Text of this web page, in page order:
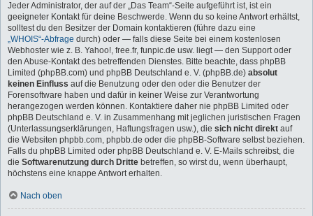
Jeder Administrator, der auf der „Das Team“-Seite aufgeführt ist, ist ein
geeigneter Kontakt für deine Beschwerde. Wenn du so keine Antwort erhältst,
solltest du den Besitzer der Domain kontaktieren (führe dazu eine
„WHOIS“-Abfrage durch) oder — falls diese Seite bei einem kostenlosen
Webhoster wie z. B. Yahoo!, free.fr, funpic.de usw. liegt — den Support oder
den Abuse-Kontakt des betreffenden Dienstes. Bitte beachte, dass phpBB
Limited (phpBB.com) und phpBB Deutschland e. V. (phpBB.de) absolut
keinen Einfluss auf die Benutzung oder den oder die Benutzer der
Forensoftware haben und dafür in keiner Weise zur Verantwortung
herangezogen werden können. Kontaktiere daher nie phpBB Limited oder
phpBB Deutschland e. V. in Zusammenhang mit jeglichen juristischen Fragen
(Unterlassungserklärungen, Haftungsfragen usw.), die sich nicht direkt auf
die Websiten phpbb.com, phpbb.de oder die phpBB-Software selbst beziehen.
Falls du phpBB Limited oder phpBB Deutschland e. V. E-Mails schreibst, die
die Softwarenutzung durch Dritte betreffen, so wirst du, wenn überhaupt,
höchstens eine knappe Antwort erhalten.
Nach oben